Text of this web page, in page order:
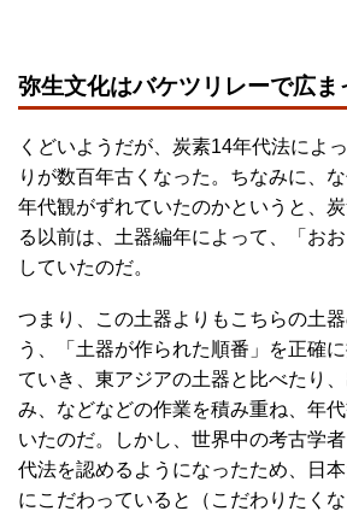
弥生文化はバケツリレーで広ま
くどいようだが、炭素14年代法によ
りが数百年古くなった。ちなみに、
年代観がずれていたのかというと、
る以前は、土器編年によって、「お
していたのだ。
つまり、この土器よりもこちらの土
う、「土器が作られた順番」を正確
ていき、東アジアの土器と比べたり
み、などなどの作業を積み重ね、年
いたのだ。しかし、世界中の考古学
代法を認めるようになったため、日
にこだわっていると（こだわりたく